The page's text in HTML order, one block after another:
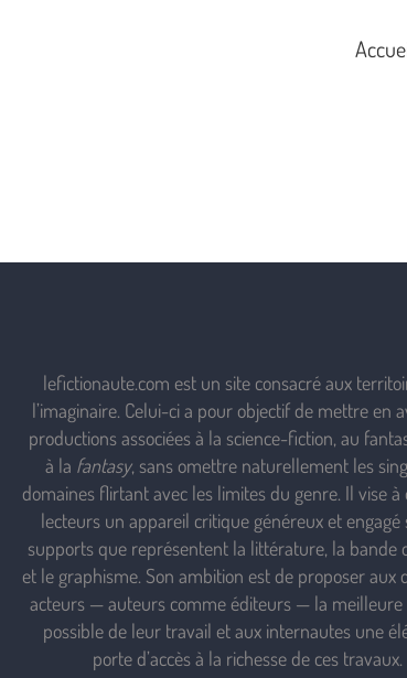
lefictionaute.com est un site consacré aux
l’imaginaire. Celui-ci a pour objectif de mettre en
productions associées à la science-fiction, au
à la fantasy, sans omettre naturellement les
domaines flirtant avec les limites du genre. Il vise
lecteurs un appareil critique généreux et engagé
supports que représentent la littérature, la bande
et le graphisme. Son ambition est de proposer aux
acteurs — auteurs comme éditeurs — la meilleure
possible de leur travail et aux internautes une
porte d’accès à la richesse de ces travaux.